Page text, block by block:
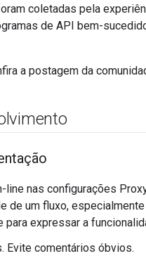
coletadas pela
de API bem-
a postagem da
line nas configurações
de um fluxo,
expressar a
Evite comentários óbvios.